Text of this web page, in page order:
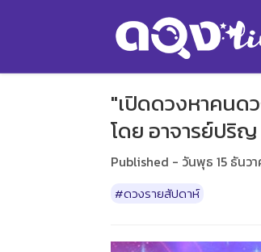
"เปิดดวงหาคนด
โดย อาจารย์ปริ
Published - วันพุธ 15 ธันว
#ดวงรายสัปดาห์